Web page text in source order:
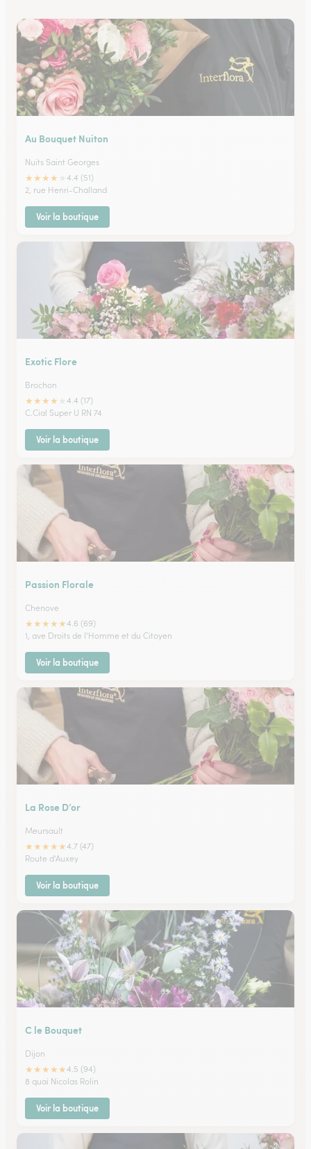
Au Bouquet Nuiton
Nuits Saint Georges
★★★★
4.4 (51)
2, rue Henri-Challand
Voir la boutique
Exotic Flore
Brochon
★★★★
4.4 (17)
C.Cial Super U RN 74
Voir la boutique
Passion Florale
Chenove
★★★★★4.6 (69)
1, ave Droits de l'Homme et du Citoyen
Voir la boutique
La Rose D’or
Meursault
★★★★★4.7 (47)
Route d'Auxey
Voir la boutique
C le Bouquet
Dijon
★★★★★4.5 (94)
8 quai Nicolas Rolin
Voir la boutique